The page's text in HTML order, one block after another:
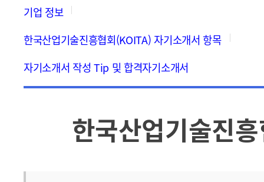
기업 정보
한국산업기술진흥협회(KOITA) 자기소개서 항목
자기소개서 작성 Tip 및 합격자기소개서
한국산업기술진